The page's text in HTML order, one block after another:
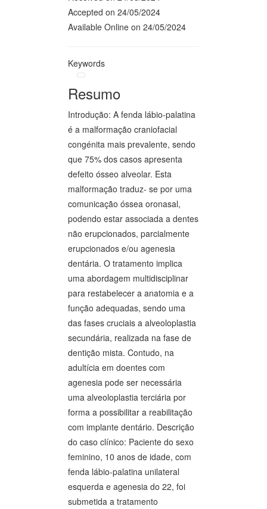
Accepted on 24/05/2024
Available Online on 24/05/2024
Keywords
Resumo
Introdução: A fenda lábio-palatina
é a malformação craniofacial
congénita mais prevalente, sendo
que 75% dos casos apresenta
defeito ósseo alveolar. Esta
malformação traduz- se por uma
comunicação óssea oronasal,
podendo estar associada a dentes
não erupcionados, parcialmente
erupcionados e/ou agenesia
dentária. O tratamento implica
uma abordagem multidisciplinar
para restabelecer a anatomia e a
função adequadas, sendo uma
das fases cruciais a alveoloplastia
secundária, realizada na fase de
dentição mista. Contudo, na
adultícia em doentes com
agenesia pode ser necessária
uma alveoloplastia terciária por
forma a possibilitar a reabilitação
com implante dentário. Descrição
do caso clínico: Paciente do sexo
feminino, 10 anos de idade, com
fenda lábio-palatina unilateral
esquerda e agenesia do 22, foi
submetida a tratamento